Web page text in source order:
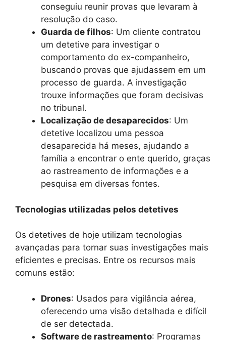
conseguiu reunir provas que levaram à
resolução do caso.
Guarda de filhos: Um cliente contratou
um detetive para investigar o
comportamento do ex-companheiro,
buscando provas que ajudassem em um
processo de guarda. A investigação
trouxe informações que foram decisivas
no tribunal.
Localização de desaparecidos: Um
detetive localizou uma pessoa
desaparecida há meses, ajudando a
família a encontrar o ente querido, graças
ao rastreamento de informações e a
pesquisa em diversas fontes.
Tecnologias utilizadas pelos detetives
Os detetives de hoje utilizam tecnologias
avançadas para tornar suas investigações mais
eficientes e precisas. Entre os recursos mais
comuns estão:
Drones: Usados para vigilância aérea,
oferecendo uma visão detalhada e difícil
de ser detectada.
Software de rastreamento: Programas